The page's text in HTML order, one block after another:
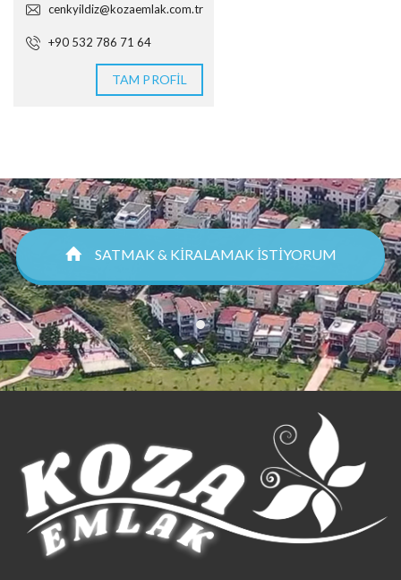
cenkyildiz@kozaemlak.com.tr
+90 532 786 71 64
TAM PROFIL
SATMAK & KİRALAMAK İSTİYORUM